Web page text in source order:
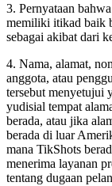
3. Pernyataan
memiliki itikad baik
sebagai akibat dari
4. Nama, alamat,
anggota, atau
tersebut menyetujui
yudisial tempat
berada, atau jika
berada di luar
mana TikShots
menerima layanan
tentang dugaan